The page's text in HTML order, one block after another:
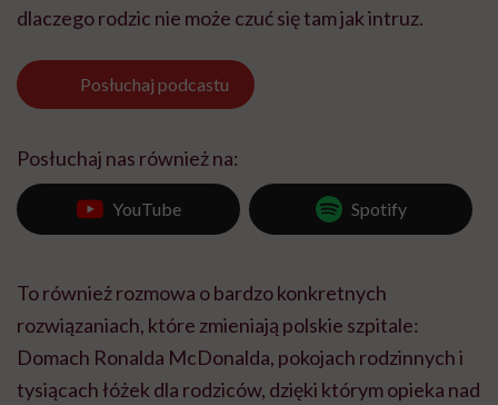
dlaczego rodzic nie może czuć się tam jak intruz.
Posłuchaj podcastu
Posłuchaj nas również na:
YouTube Spotify
To również rozmowa o bardzo konkretnych
rozwiązaniach, które zmieniają polskie szpitale:
Domach Ronalda McDonalda, pokojach rodzinnych i
tysiącach łóżek dla rodziców, dzięki którym opieka nad